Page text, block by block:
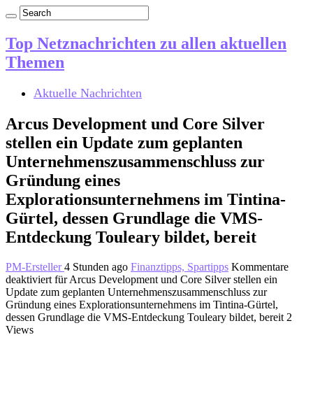
Top Netznachrichten zu allen aktuellen
Themen
Aktuelle Nachrichten
Arcus Development und Core Silver
stellen ein Update zum geplanten
Unternehmenszusammenschluss zur
Gründung eines
Explorationsunternehmens im Tintina-
Gürtel, dessen Grundlage die VMS-
Entdeckung Touleary bildet, bereit
PM-Ersteller4 Stunden ago Finanztipps, Spartipps Kommentare
deaktiviert für Arcus Development und Core Silver stellen ein
Update zum geplanten Unternehmenszusammenschluss zur
Gründung eines Explorationsunternehmens im Tintina-Gürtel,
dessen Grundlage die VMS-Entdeckung Touleary bildet, bereit 2
Views